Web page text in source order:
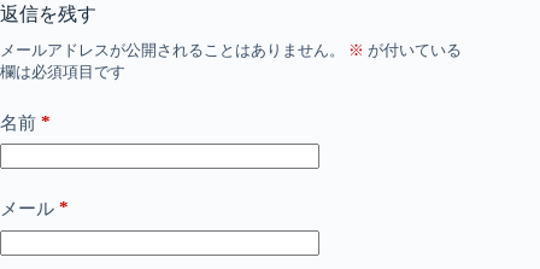
返信を残す
メールアドレスが公開されることはありません。 ※ が付いている
欄は必須項目です
名前 *
メール *